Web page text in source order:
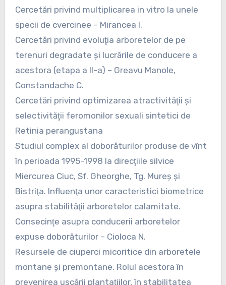
Cercetări privind multiplicarea in vitro la unele
specii de cvercinee – Mirancea I.
Cercetări privind evoluţia arboretelor de pe
terenuri degradate şi lucrările de conducere a
acestora (etapa a II-a) – Greavu Manole,
Constandache C.
Cercetări privind optimizarea atractivităţii şi
selectivităţii feromonilor sexuali sintetici de
Retinia perangustana
Studiul complex al doborăturilor produse de vînt
în perioada 1995-1998 la direcţiile silvice
Miercurea Ciuc, Sf. Gheorghe, Tg. Mureş şi
Bistriţa. Influenţa unor caracteristici biometrice
asupra stabilităţii arboretelor calamitate.
Consecinţe asupra conducerii arboretelor
expuse doborăturilor – Cioloca N.
Resursele de ciuperci micoritice din arboretele
montane şi premontane. Rolul acestora în
prevenirea uscării plantaţiilor, în stabilitatea